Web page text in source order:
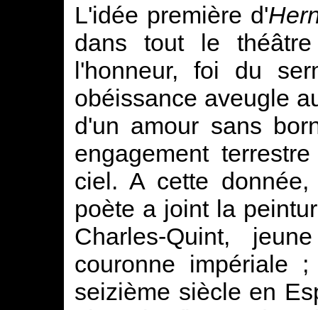
L'idée première d'
dans tout le
l'honneur, foi du
obéissance aveugle
d'un amour sans
engagement
ciel. A cette
poète a joint la
Charles-Quint,
couronne impériale
seizième siècle en